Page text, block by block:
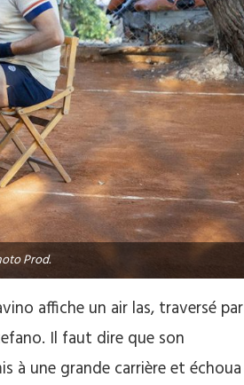
Prod.
affiche un air las, traversé par
Il faut dire que son
à une grande carrière et échoua